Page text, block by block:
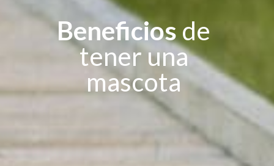
Beneficiosde
tener una
mascota